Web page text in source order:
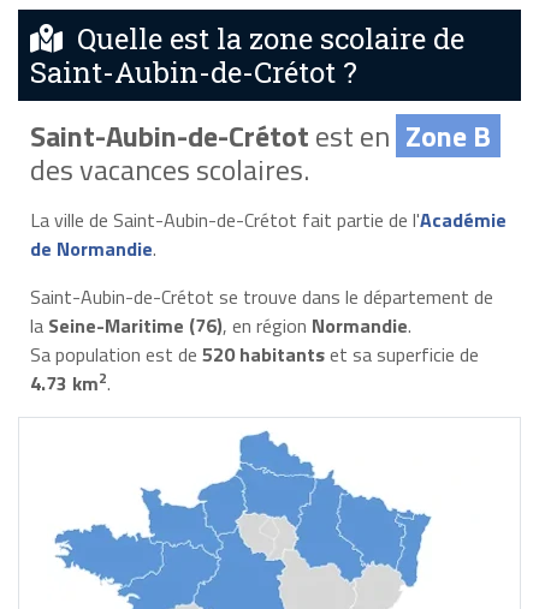
Quelle est la zone scolaire de
Saint-Aubin-de-Crétot ?
Saint-Aubin-de-Crétotest en Zone B
des vacances scolaires.
La ville de Saint-Aubin-de-Crétot fait partie de l'Académie
de Normandie.
Saint-Aubin-de-Crétot se trouve dans le département de
la Seine-Maritime (76), en région Normandie.
Sa population est de 520 habitantset sa superficie de
4.73 km2.